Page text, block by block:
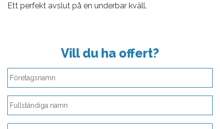
Ett perfekt avslut på en underbar kväll.
Vill du ha offert?